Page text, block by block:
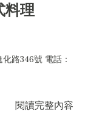
料理
路346號 電話：
閱讀完整內容